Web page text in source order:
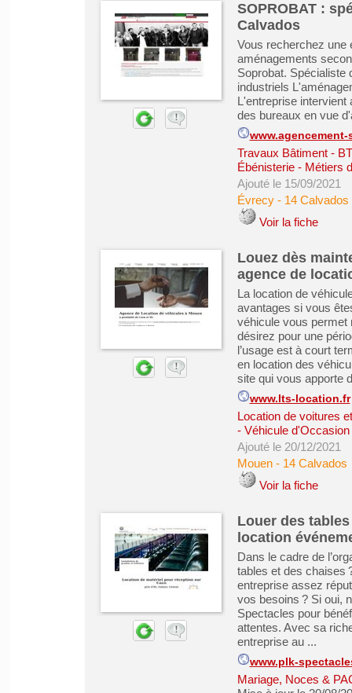
SOPROBAT :
Calvados
Vous recherchez une
aménagements
Soprobat.
industriels
L'entreprise
des bureaux en vue
Travaux Bâtiment -
Ébénisterie - Métiers
Ajouté le 15/09/2021
Évrecy- 14 Calvados
Voir la fiche
Louez dès
agence de
La location de
avantages si vous
véhicule vous permet
désirez pour une
l’usage est à court
en location des
site qui vous apporte
www.lts-location.fr
Location de voitures
- Véhicule
Ajouté le 20/12/2021
Mouen- 14 Calvados
Voir la fiche
Louer des
location
Dans le cadre de
tables et des chaises
entreprise assez
vos besoins ? Si oui,
Spectacles pour
attentes. Avec sa
entreprise au ...
www.plk-
Mariage, Noces &